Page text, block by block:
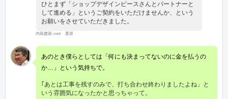
ひとまず「ショップデザインピースさんとパートナーと
して進める」というご契約をいただけませんか、という
お願いをさせていただきました。
内装建築.com 栗原
あのとき僕らとしては「何にも決まってないのに金を払うの
か…」という気持ちで。
｢あとは工事を残すのみで、打ち合わせ終わりましたよね」と
いう雰囲気になったかと思っちゃって。